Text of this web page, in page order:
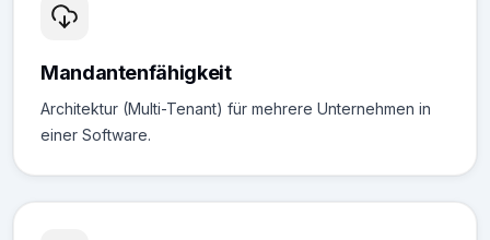
Mandantenfähigkeit
Architektur (Multi-Tenant) für mehrere Unternehmen in
einer Software.